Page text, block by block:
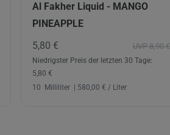
Al Fakher Liquid - MANGO
PINEAPPLE
UVP 8,90 €
5,80 €
Niedrigster Preis der letzten 30 Tage:
5,80 €
10
Milliliter | 580,00 € / Liter